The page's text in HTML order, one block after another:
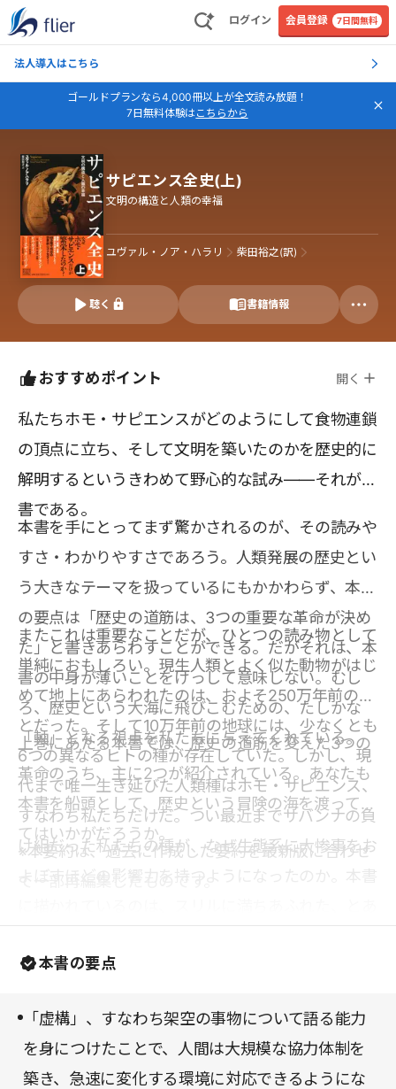
ログイン 会員登録 7日間無料
法人導入はこちら
ゴールドプランなら4,000冊以上が全文読み放題！
7日無料体験はこちらから
サピエンス全史(上)
文明の構造と人類の幸福
ユヴァル・ノア・ハラリ 柴田裕之(訳)
聴く 書籍情報
おすすめポイント 開く
私たちホモ・サピエンスがどのようにして食物連鎖
の頂点に立ち、そして文明を築いたのかを歴史的に
解明するというきわめて野心的な試み――それが本
書である。
本書を手にとってまず驚かされるのが、その読みや
すさ・わかりやすさであろう。人類発展の歴史とい
う大きなテーマを扱っているにもかかわらず、本書
の要点は「歴史の道筋は、3つの重要な革命が決め
た」と書きあらわすことができる。だがそれは、本
書の中身が薄いことをけっして意味しない。むし
ろ、歴史という大海に飛びこむための、たしかな
「軸」となる視点を私たちに与えてくれている。
またこれは重要なことだが、ひとつの読み物として
単純におもしろい。現生人類とよく似た動物がはじ
めて地上にあらわれたのは、およそ250万年前のこ
とだった。そして10万年前の地球には、少なくとも
6つの異なるヒトの種が存在していた。しかし、現
代まで唯一生き延びた人類種はホモ・サピエンス、
すなわち私たちだけだ。つい最近までサバンナの負
け組だった私たちの種が、なぜ生態系に大惨事をお
上巻にあたる本書では、歴史の道筋を変えた3つの
革命のうち、主に2つが紹介されている。あなたも
本書を船頭として、歴史という冒険の海を渡ってみ
てはいかがだろうか。
※本要約は、過去に作成した要約を最新版に合わせ
本書の要点
「虚構」、すなわち架空の事物について語る能力
を身につけたことで、人間は大規模な協力体制を
築き、急速に変化する環境に対応できるようにな